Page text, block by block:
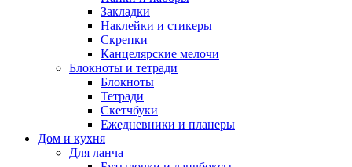
Закладки
Наклейки и стикеры
Скрепки
Канцелярские мелочи
Блокноты и тетради
Блокноты
Тетради
Скетчбуки
Ежедневники и планеры
Дом и кухня
Для ланча